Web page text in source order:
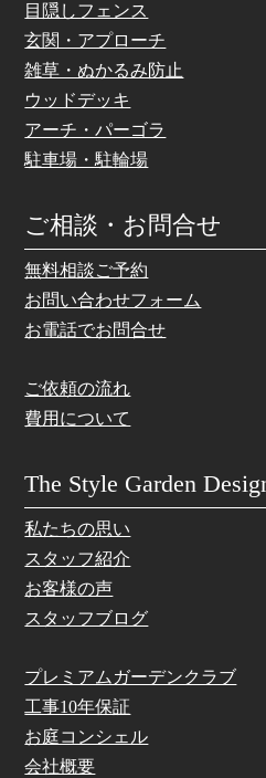
目隠しフェンス
玄関・アプローチ
雑草・ぬかるみ防止
ウッドデッキ
アーチ・パーゴラ
駐車場・駐輪場
ご相談・お問合せ
無料相談ご予約
お問い合わせフォーム
お電話でお問合せ
ご依頼の流れ
費用について
The Style Garden
私たちの思い
スタッフ紹介
お客様の声
スタッフブログ
プレミアムガーデンクラブ
工事10年保証
お庭コンシェル
会社概要